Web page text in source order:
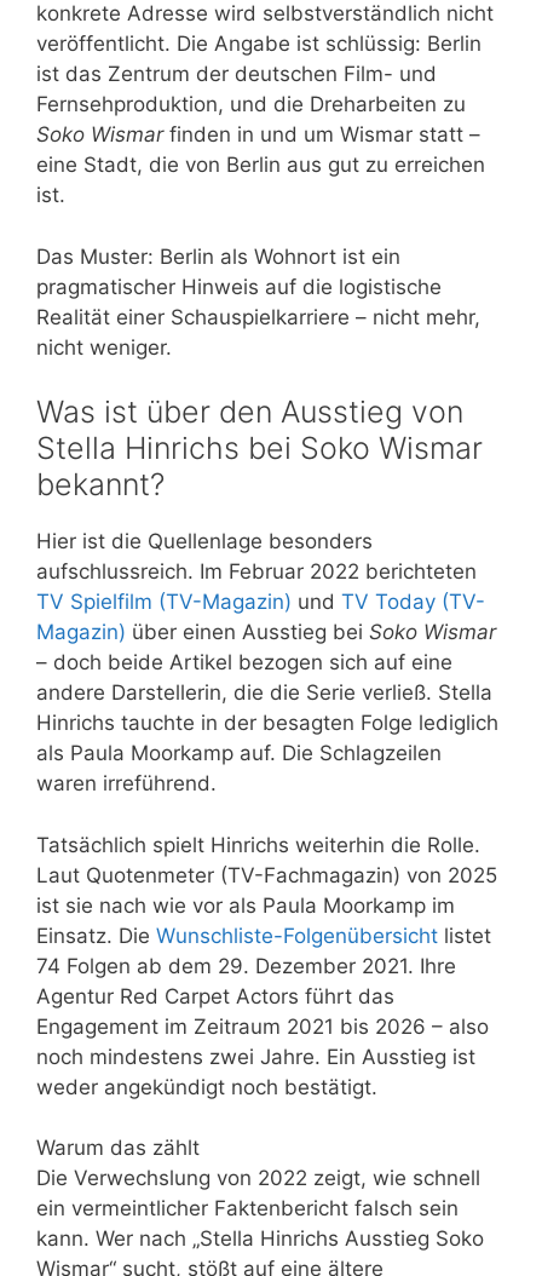
konkrete Adresse wird selbstverständlich nicht
veröffentlicht. Die Angabe ist schlüssig: Berlin
ist das Zentrum der deutschen Film- und
Fernsehproduktion, und die Dreharbeiten zu
Soko Wismarfinden in und um Wismar statt –
eine Stadt, die von Berlin aus gut zu erreichen
ist.
Das Muster: Berlin als Wohnort ist ein
pragmatischer Hinweis auf die logistische
Realität einer Schauspielkarriere – nicht mehr,
nicht weniger.
Was ist über den Ausstieg von
Stella Hinrichs bei Soko Wismar
bekannt?
Hier ist die Quellenlage besonders
aufschlussreich. Im Februar 2022 berichteten
TV Spielfilm (TV-Magazin) und TV Today (TV-
Magazin) über einen Ausstieg bei Soko Wismar
– doch beide Artikel bezogen sich auf eine
andere Darstellerin, die die Serie verließ. Stella
Hinrichs tauchte in der besagten Folge lediglich
als Paula Moorkamp auf. Die Schlagzeilen
waren irreführend.
Tatsächlich spielt Hinrichs weiterhin die Rolle.
Laut Quotenmeter (TV-Fachmagazin) von 2025
ist sie nach wie vor als Paula Moorkamp im
Einsatz. Die Wunschliste-Folgenübersicht listet
74 Folgen ab dem 29. Dezember 2021. Ihre
Agentur Red Carpet Actors führt das
Engagement im Zeitraum 2021 bis 2026 – also
noch mindestens zwei Jahre. Ein Ausstieg ist
weder angekündigt noch bestätigt.
Warum das zählt
Die Verwechslung von 2022 zeigt, wie schnell
ein vermeintlicher Faktenbericht falsch sein
kann. Wer nach „Stella Hinrichs Ausstieg Soko
Wismar“ sucht, stößt auf eine ältere